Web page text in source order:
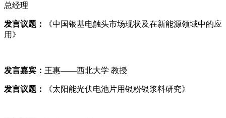
总经理
发言议题：
《中国银基电触头市场现状及在新能源领域中的应
用》
发言嘉宾： 王惠——西北大学 教授
发言议题： 《太阳能光伏电池片用银粉银浆料研究》